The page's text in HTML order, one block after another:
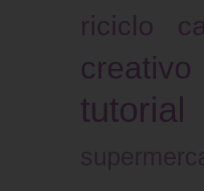
riciclo
creativo
tutorial